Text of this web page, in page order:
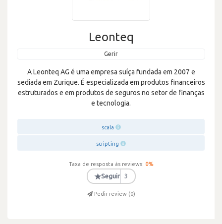
Leonteq
Gerir
A Leonteq AG é uma empresa suíça fundada em 2007 e
sediada em Zurique. É especializada em produtos financeiros
estruturados e em produtos de seguros no setor de finanças
e tecnologia.
scala
scripting
Taxa de resposta às reviews: 0%
★Seguir 3
Pedir review (0)